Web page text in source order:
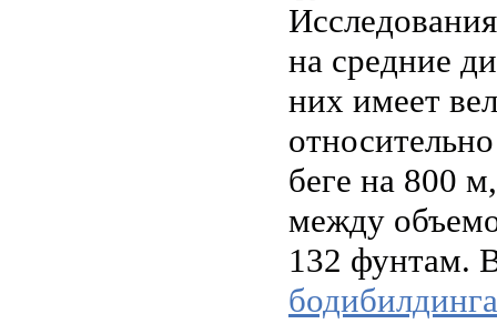
на средние
них имеет
беге на 800
между
132 фунтам.